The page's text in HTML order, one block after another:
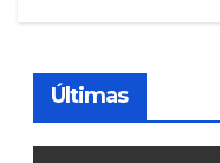
Últimas